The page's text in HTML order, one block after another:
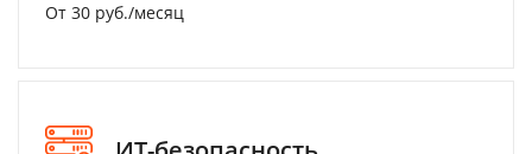
От 30 руб./месяц